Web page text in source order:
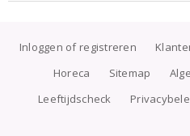
Inloggen of registreren
Horeca
Sitemap
Leeftijdscheck